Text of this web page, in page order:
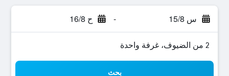
س 15/8 - ح 16/8
2 من الضيوف، غرفة واحدة
بحث